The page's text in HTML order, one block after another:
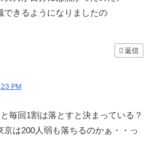
できるようになりましたの
返信
PM
毎回1割は落とすと決まっている？
京は200人弱も落ちるのかぁ・・っ